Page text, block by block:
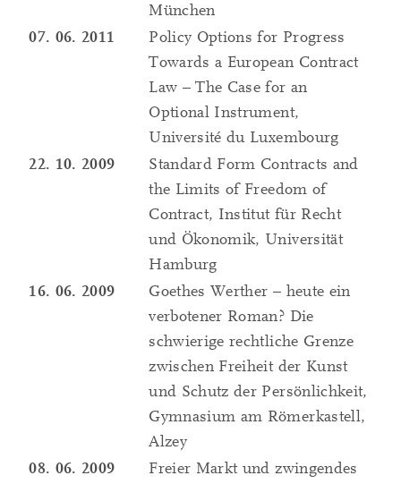
München
07. 06. 2011
Policy Options for Progress
Towards a European Contract
Law – The Case for an
Optional Instrument,
Université du Luxembourg
22. 10. 2009
Standard Form Contracts and
the Limits of Freedom of
Contract, Institut für Recht
und Ökonomik, Universität
Hamburg
16. 06. 2009
Goethes Werther – heute ein
verbotener Roman? Die
schwierige rechtliche Grenze
zwischen Freiheit der Kunst
und Schutz der Persönlichkeit,
Gymnasium am Römerkastell,
Alzey
08. 06. 2009
Freier Markt und zwingendes